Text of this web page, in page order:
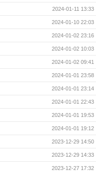
2024-01-11 13:33
2024-01-10 22:03
2024-01-02 23:16
2024-01-02 10:03
2024-01-02 09:41
2024-01-01 23:58
2024-01-01 23:14
2024-01-01 22:43
2024-01-01 19:53
2024-01-01 19:12
2023-12-29 14:50
2023-12-29 14:33
2023-12-27 17:32